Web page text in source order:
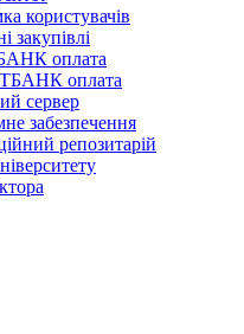
користувачів
закупівлі
оплата
оплата
сервер
забезпечення
репозитарій